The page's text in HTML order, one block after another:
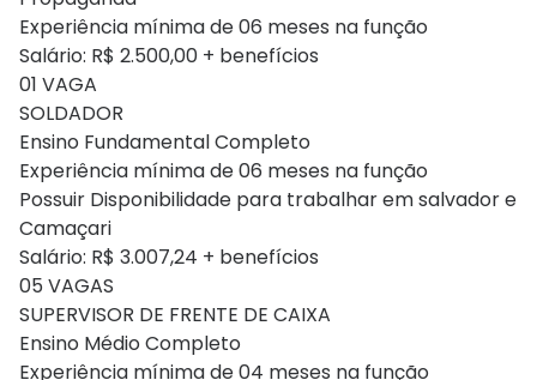
Experiência mínima de 06 meses na função
Salário: R$ 2.500,00 + benefícios
01 VAGA
SOLDADOR
Ensino Fundamental Completo
Experiência mínima de 06 meses na função
Possuir Disponibilidade para trabalhar em salvador e
Camaçari
Salário: R$ 3.007,24 + benefícios
05 VAGAS
SUPERVISOR DE FRENTE DE CAIXA
Ensino Médio Completo
Experiência mínima de 04 meses na função